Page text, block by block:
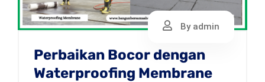
By admin
Perbaikan Bocor dengan
Waterproofing Membrane